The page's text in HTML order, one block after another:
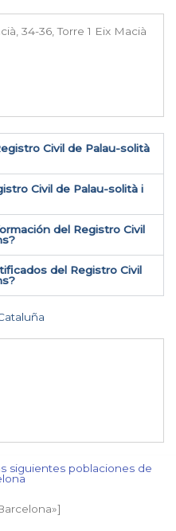
34-36, Torre 1 Eix Macià
Civil de Palau-solità
Civil de Palau-solità i
del Registro Civil
del Registro Civil
siguientes poblaciones de